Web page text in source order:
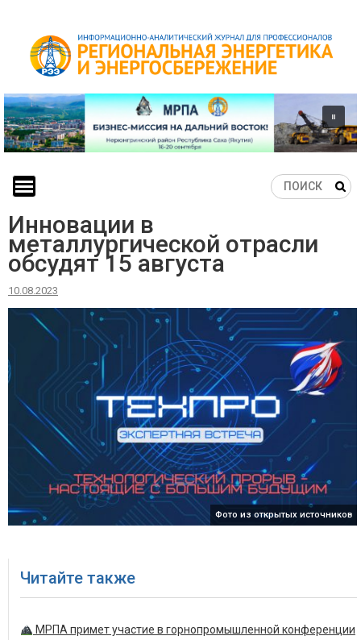
content
Инновации в
металлургической отрасли
обсудят 15 августа
10.08.2023
Фото из открытых источников
Читайте также
МРПА примет участие в горнопромышленной конференции